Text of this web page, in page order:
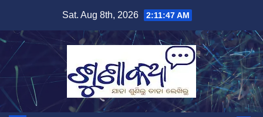
content
Sat. Aug 8th, 2026 2:11:48 AM